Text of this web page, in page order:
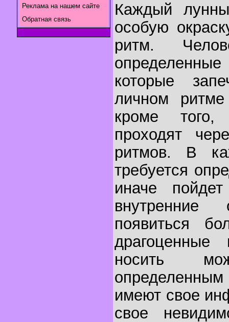
Реклама на нашем сайте
Обратная связь
Каждый
особую
ритм.
которые
личном
кроме
проходят
ритмов. В
требуется
иначе
появиться
драгоценные
носить
имеют свое
свое